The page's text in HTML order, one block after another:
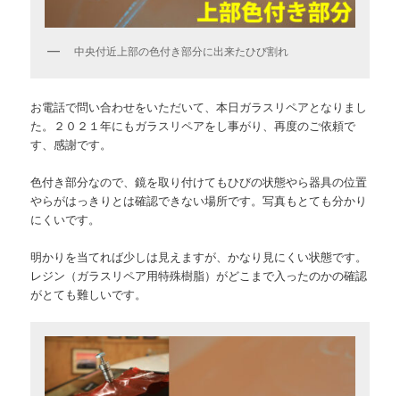
中央付近上部の色付き部分に出来たひび割れ
お電話で問い合わせをいただいて、本日ガラスリペアとなりまし
た。２０２１年にもガラスリペアをし事がり、再度のご依頼で
す、感謝です。
色付き部分なので、鏡を取り付けてもひびの状態やら器具の位置
やらがはっきりとは確認できない場所です。写真もとても分かり
にくいです。
明かりを当てれば少しは見えますが、かなり見にくい状態です。
レジン（ガラスリペア用特殊樹脂）がどこまで入ったのかの確認
がとても難しいです。